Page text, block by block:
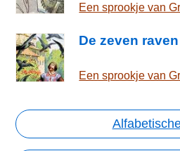
Een sprookje van
De zeven raven
Een sprookje van